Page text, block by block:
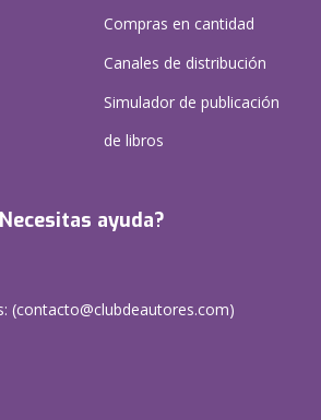
Compras en cantidad
Canales de distribución
Simulador de publicación
de libros
ayuda?
(contacto@clubdeautores.com)